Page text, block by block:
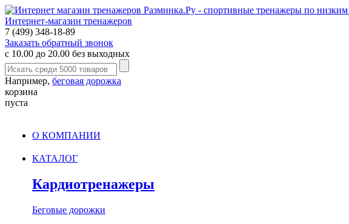
Интернет-магазин тренажеров
7 (499) 348-18-89
Заказать обратный звонок
с 10.00 до 20.00 без выходных
Например, беговая дорожка
корзина
пуста
О КОМПАНИИ
КАТАЛОГ
Кардиотренажеры
Беговые дорожки